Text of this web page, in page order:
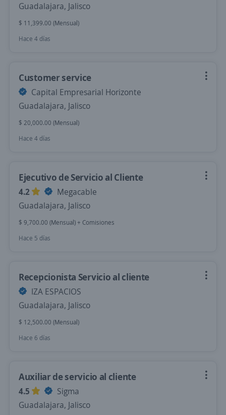
Guadalajara, Jalisco
$ 11,399.00 (Mensual)
Hace 4 días
Customer service
Capital Empresarial Horizonte
Guadalajara, Jalisco
$ 20,000.00 (Mensual)
Hace 4 días
Ejecutivo de Servicio al Cliente
4.2
Megacable
Guadalajara, Jalisco
$ 9,700.00 (Mensual) + Comisiones
Hace 5 días
Recepcionista Servicio al cliente
IZA ESPACIOS
Guadalajara, Jalisco
$ 12,500.00 (Mensual)
Hace 6 días
Auxiliar de servicio al cliente
4.5
Sigma
Guadalajara, Jalisco